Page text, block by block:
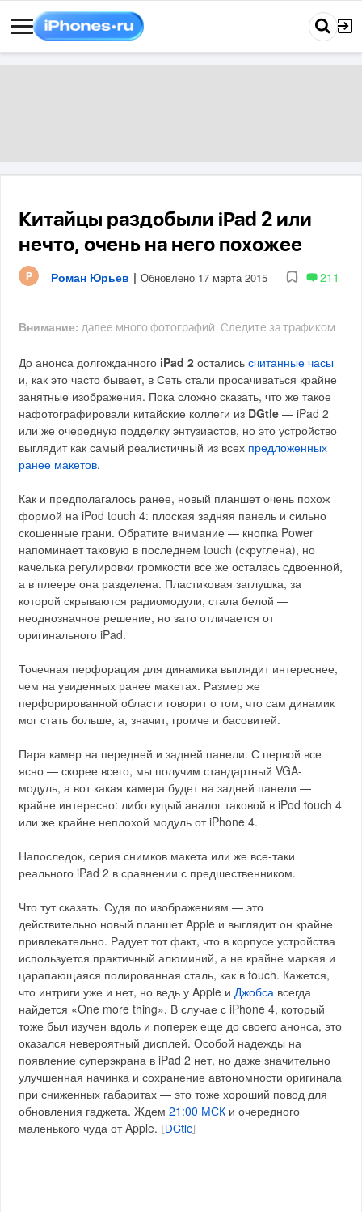
Китайцы раздобыли iPad 2 или
нечто, очень на него похожее
Роман Юрьев | Обновлено 17 марта 2015 211
Внимание: далее много фотографий. Следите за трафиком.
До анонса долгожданного iPad 2 осталисьсчитанные часы
и, как это часто бывает, в Сеть стали просачиваться крайне
занятные изображения. Пока сложно сказать, что же такое
нафотографировали китайские коллеги из DGtle — iPad 2
или же очередную подделку энтузиастов, но это устройство
выглядит как самый реалистичный из всех предложенных
ранее макетов.
Как и предполагалось ранее, новый планшет очень похож
формой на iPod touch 4: плоская задняя панель и сильно
скошенные грани. Обратите внимание — кнопка Power
напоминает таковую в последнем touch (скруглена), но
качелька регулировки громкости все же осталась сдвоенной,
а в плеере она разделена. Пластиковая заглушка, за
которой скрываются радиомодули, стала белой —
неоднозначное решение, но зато отличается от
оригинального iPad.
Точечная перфорация для динамика выглядит интереснее,
чем на увиденных ранее макетах. Размер же
перфорированной области говорит о том, что сам динамик
мог стать больше, а, значит, громче и басовитей.
Пара камер на передней и задней панели. С первой все
ясно — скорее всего, мы получим стандартный VGA-
модуль, а вот какая камера будет на задней панели —
крайне интересно: либо куцый аналог таковой в iPod touch 4
или же крайне неплохой модуль от iPhone 4.
Напоследок, серия снимков макета или же все-таки
реального iPad 2 в сравнении с предшественником.
Что тут сказать. Судя по изображениям — это
действительно новый планшет Apple и выглядит он крайне
привлекательно. Радует тот факт, что в корпусе устройства
используется практичный алюминий, а не крайне маркая и
царапающаяся полированная сталь, как в touch. Кажется,
что интриги уже и нет, но ведь у Apple иДжобса всегда
найдется «One more thing». В случае с iPhone 4, который
тоже был изучен вдоль и поперек еще до своего анонса, это
оказался невероятный дисплей. Особой надежды на
появление суперэкрана в iPad 2 нет, но даже значительно
улучшенная начинка и сохранение автономности оригинала
при сниженных габаритах — это тоже хороший повод для
обновления гаджета. Ждем21:00 МСК и очередного
маленького чуда от Apple.
DGtle